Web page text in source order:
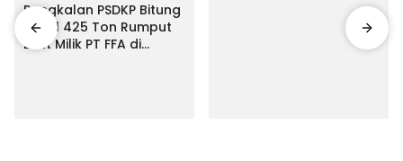
Pangkalan PSDKP Bitung
Segel 425 Ton Rumput
Laut Milik PT FFA di